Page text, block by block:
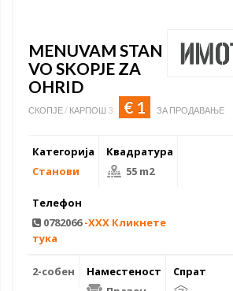
MENUVAM STAN
VO SKOPJE ZA
OHRID
СКОПЈЕ / КАРПОШ 3 € 1 ЗА ПРОДАВАЊЕ
Категорија
Станови
Квадратура
55 m2
Телефон
0782066-XXX Кликнете
тука
2-собен
Наместеност
Спрат